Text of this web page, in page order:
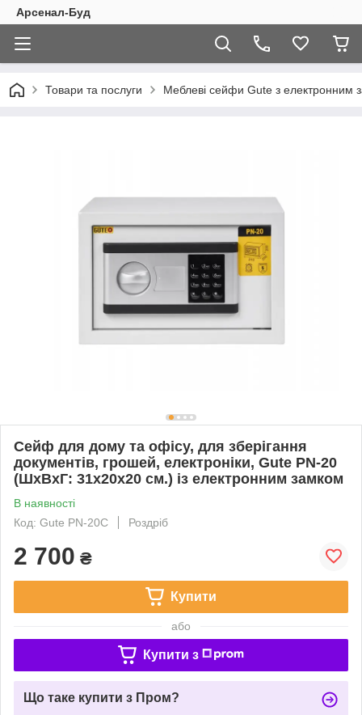
Арсенал-Буд
Товари та послуги Меблеві сейфи Gute з електронним
Сейф для дому та офісу, для зберігання
документів, грошей, електроніки, Gute PN-20
(ШхВхГ: 31х20х20 см.) із електронним замком
В наявності
Код: Gute PN-20C
Роздріб
2 700 ₴
Купити
або
Купити з
Що таке купити з Пром?